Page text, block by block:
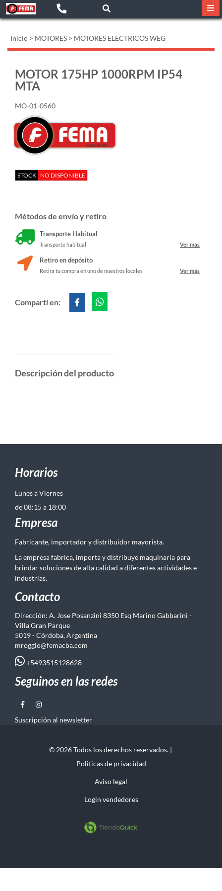
Inicio > MOTORES > MOTORES ELECTRICOS WEG
MOTOR 175HP 1000RPM IP54
MTA
MO-01-0560
STOCK NO DISPONIBLE
Métodos de envío y retiro
Transporte Habitual
Transporte habitual Ver más
Retiro en depósito
Retira tu compra en uno de nuestros locales Ver más
Compartí en:
Descripción del producto
Horarios
Lunes a Viernes
de 08:15 a 18:00
Empresa
Fabricante, importador y distribuidor mayorista.
La empresa fabrica, importa y distribuye maquinaria para
brindar soluciones de alta calidad a diferentes actividades e
industrias.
Contacto
Dirección: A. Jose Posanzini 8350 Esq Marino Gabbarini -
Villa Gran Parque
5019 - Córdoba, Argentina
mroggio@femacba.com
+5493515128628
Seguinos en las redes
Suscripción al newsletter
© 2026 Todos los derechos reservados. |
Politicas de privacidad
Aviso legal
Login vendedores